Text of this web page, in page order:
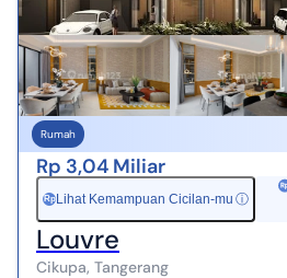
Rumah
Rp 3,04 Miliar
Rp Lihat Kemampuan Cicilan-mu ⓘ
Louvre
Cikupa, Tangerang